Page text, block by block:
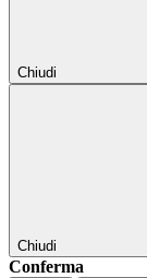
Chiudi
Chiudi
Conferma